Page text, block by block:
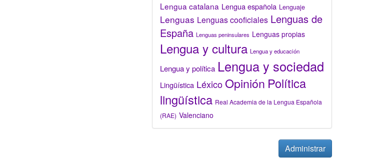
Lengua catalana Lengua española Lenguaje
Lenguas Lenguas cooficiales Lenguas de
España Lenguas peninsulares Lenguas propias
Lengua y cultura Lengua y educación
Lengua y política Lengua y sociedad
Lingüística LéxicoOpinión Política
lingüística Real Academia de la Lengua Española
(RAE) Valenciano
Administrar